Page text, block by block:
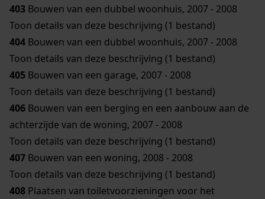
403 Bouwen van een dubbel woonhuis, 2007 - 2008
Toon details van deze beschrijving (1 bestand)
404 Bouwen van een dubbel woonhuis, 2007 - 2008
Toon details van deze beschrijving (1 bestand)
405 Bouwen van een garage, 2007 - 2008
Toon details van deze beschrijving (1 bestand)
406 Bouwen van een berging en een aanbouw aan de
achterzijde van de woning, 2007 - 2008
Toon details van deze beschrijving (1 bestand)
407 Bouwen van een woning, 2008 - 2008
Toon details van deze beschrijving (1 bestand)
408 Plaatsen van toiletvoorzieningen voor het